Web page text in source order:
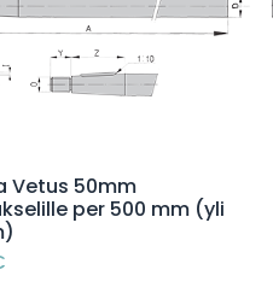
Lisää ostoskoriin
Vetus 50mm
per 500 mm (yli